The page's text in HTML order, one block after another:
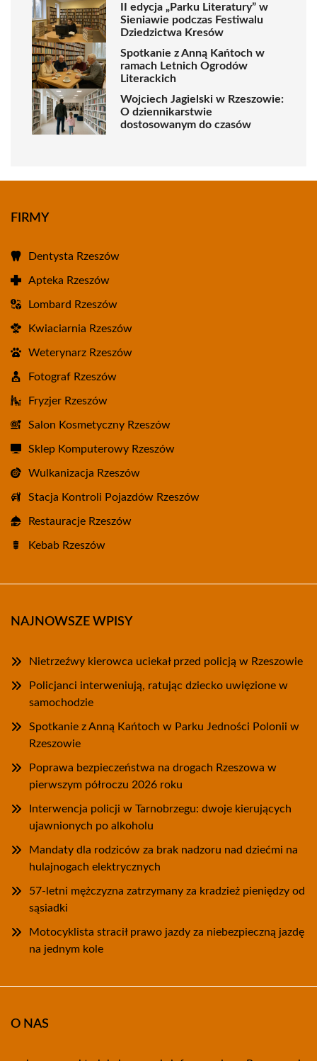
II edycja „Parku Literatury” w
Sieniawie podczas Festiwalu
Dziedzictwa Kresów
Spotkanie z Anną Kańtoch w
ramach Letnich Ogrodów
Literackich
Wojciech Jagielski w Rzeszowie:
O dziennikarstwie
dostosowanym do czasów
FIRMY
Dentysta Rzeszów
Apteka Rzeszów
Lombard Rzeszów
Kwiaciarnia Rzeszów
Weterynarz Rzeszów
Fotograf Rzeszów
Fryzjer Rzeszów
Salon Kosmetyczny Rzeszów
Sklep Komputerowy Rzeszów
Wulkanizacja Rzeszów
Stacja Kontroli Pojazdów Rzeszów
Restauracje Rzeszów
Kebab Rzeszów
NAJNOWSZE WPISY
Nietrzeźwy kierowca uciekał przed policją w Rzeszowie
Policjanci interweniują, ratując dziecko uwięzione w
samochodzie
Spotkanie z Anną Kańtoch w Parku Jedności Polonii w
Rzeszowie
Poprawa bezpieczeństwa na drogach Rzeszowa w
pierwszym półroczu 2026 roku
Interwencja policji w Tarnobrzegu: dwoje kierujących
ujawnionych po alkoholu
Mandaty dla rodziców za brak nadzoru nad dziećmi na
hulajnogach elektrycznych
57-letni mężczyzna zatrzymany za kradzież pieniędzy od
sąsiadki
Motocyklista stracił prawo jazdy za niebezpieczną jazdę
na jednym kole
O NAS